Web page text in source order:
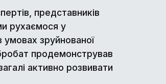
представників
рухаємося у
зруйнованої
продемонстрував
активно розвивати